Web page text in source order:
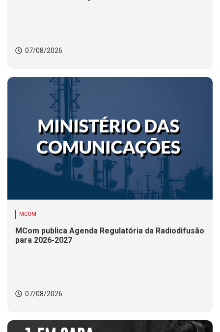
07/08/2026
MCOM
MCom publica Agenda Regulatória da Radiodifusão
para 2026-2027
07/08/2026